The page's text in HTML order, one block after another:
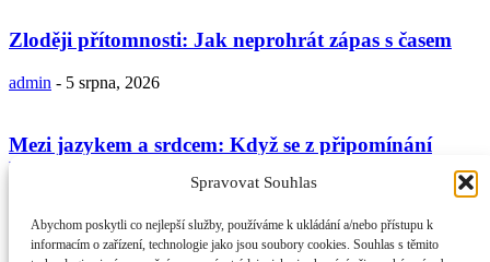
Spravovat Souhlas
Abychom poskytli co nejlepší služby, používáme k ukládání a/nebo přístupu k
informacím o zařízení, technologie jako jsou soubory cookies. Souhlas s těmito
Zloději přítomnosti: Jak neprohrát zápas s časem
admin - 5 srpna, 2026
Mezi jazykem a srdcem: Když se z připomínání
Boha stává jen...